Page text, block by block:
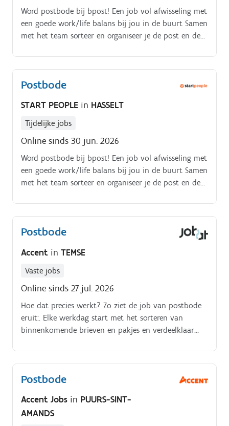
Word postbode bij bpost! Een job vol afwisseling met
een goede work/life balans bij jou in de buurt Samen
met het team sorteer en organiseer je de post en de
zorgvuldig zodat je klaar bent om op pad te gaan Te
voet, met de (elektrische) fiets of met een
bestelwagen vertrek je dan om jouw post en pakjes
ronde keer je terug naar je postkantoor, waar je de
werkdag afsluit en de niet afgeleverde pakjes en
Postbode
START PEOPLE in HASSELT
Tijdelijke jobs
Online sinds 30 jun. 2026
Word postbode bij bpost! Een job vol afwisseling met
een goede work/life balans bij jou in de buurt Samen
met het team sorteer en organiseer je de post en de
voet, met de (elektrische) fiets of met een
bestelwagen vertrek je dan om jouw post en pakjes
ronde keer je terug naar je postkantoor, waar je de
werkdag afsluit en de niet afgeleverde pakjes en
Postbode
Accent in TEMSE
Vaste jobs
Online sinds 27 jul. 2026
Hoe dat precies werkt? Zo ziet de job van postbode
eruit:. Elke werkdag start met het sorteren van
binnenkomende brieven en pakjes en verdeelklaar
post.
Postbode
Accent Jobs in PUURS-SINT-
AMANDS